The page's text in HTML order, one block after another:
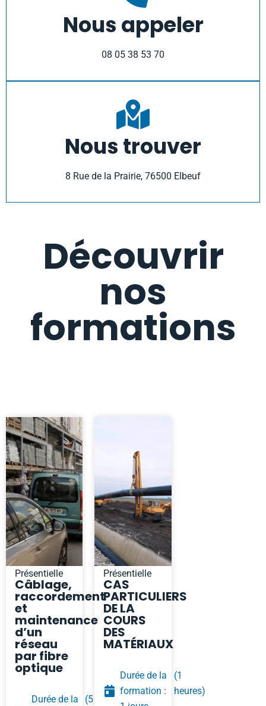
Nous appeler
08 05 38 53 70
Nous trouver
8 Rue de la Prairie, 76500 Elbeuf
Découvrir
nos
formations
Présentielle
Câblage,
raccordement
et
maintenance
d’un
réseau
par fibre
optique
Durée de la
(5
Présentielle
CAS
PARTICULIERS
DE LA
COURS
DES
MATÉRIAUX
Durée de la
formation :
(1
heures)